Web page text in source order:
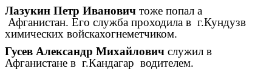
Лазукин Петр Иванович тоже попал а
Афганистан. Его служба проходила в г.Кундузв
химических войскахогнеметчиком.
Гусев Александр Михайлович служил в
Афганистане в г.Кандагар водителем.